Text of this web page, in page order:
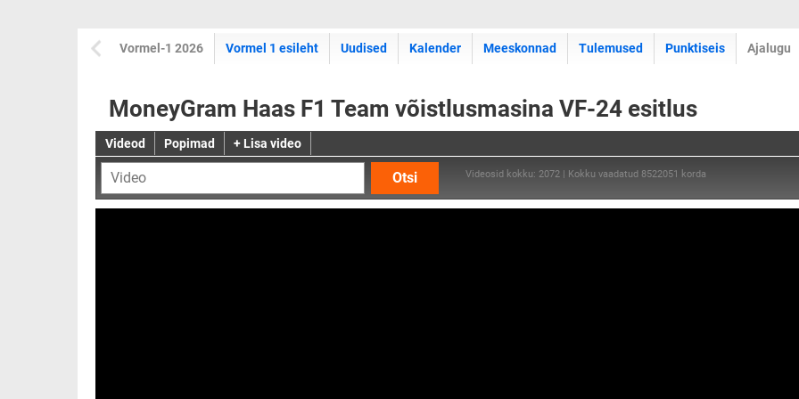
Vormel-1 2026 Vormel 1 esileht Uudised Kalender Meeskonnad Tulemused Punktiseis Ajalugu
MoneyGram Haas F1 Team võistlusmasina VF-24 esitlus
Videod Popimad + Lisa video
Otsi Videosid kokku: 2072 | Kokku vaadatud 8522051 korda